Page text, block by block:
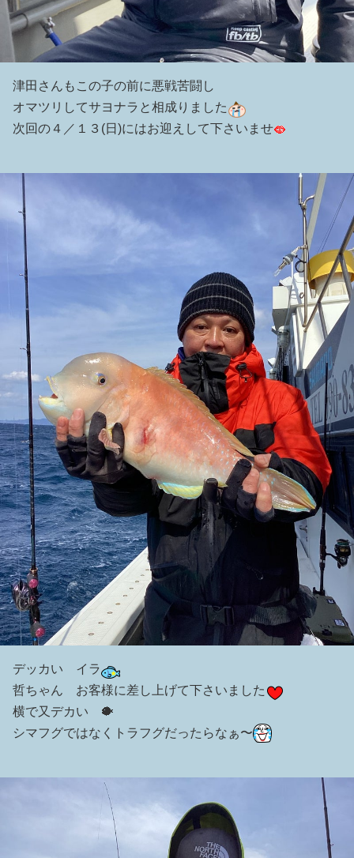
津田さんもこの子の前に悪戦苦闘し
オマツリしてサヨナラと相成りました
次回の４／１３(日)にはお迎えして下さいませ
デッカい イラ
哲ちゃん お客様に差し上げて下さいました
横で又デカい 🐡
シマフグではなくトラフグだったらなぁ〜